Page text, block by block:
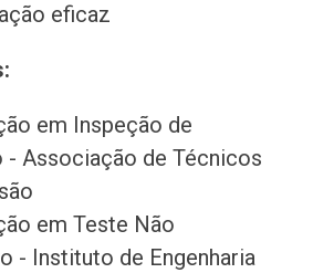
eficaz
em Inspeção de
- Associação de Técnicos
em Teste Não
- Instituto de Engenharia